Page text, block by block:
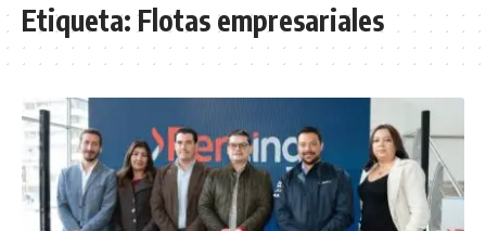
Etiqueta:Flotas empresariales